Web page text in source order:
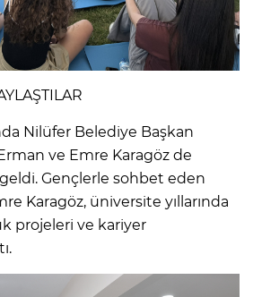
Nilüfer Belediye Başkan
ve Emre Karagöz de
Gençlerle sohbet eden
Karagöz, üniversite yıllarında
projeleri ve kariyer